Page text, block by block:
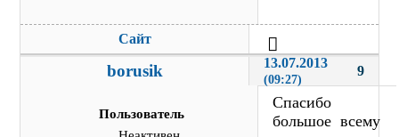
Сайт
9
borusik 13.07.2013
(09:27)
Пользователь
Спасибо
большое всему